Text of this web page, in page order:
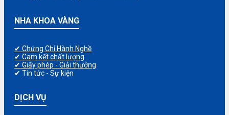
NHA KHOA VÀNG
✔ Chứng Chỉ Hành Nghề
✔ Cam kết chất lượng
✔ Giấy phép - Giải thưởng
✔ Tin tức - Sự kiện
DỊCH VỤ